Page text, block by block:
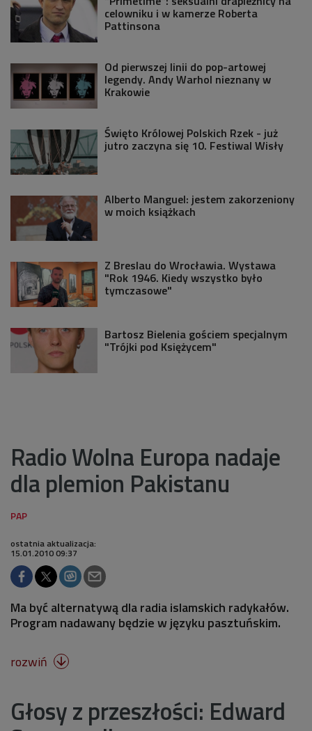
celowniku i w kamerze Roberta
Pattinsona
Od pierwszej linii do pop-artowej
legendy. Andy Warhol nieznany w
Krakowie
Święto Królowej Polskich Rzek - już
jutro zaczyna się 10. Festiwal Wisły
Alberto Manguel: jestem zakorzeniony
w moich książkach
Z Breslau do Wrocławia. Wystawa
"Rok 1946. Kiedy wszystko było
tymczasowe"
Bartosz Bielenia gościem specjalnym
"Trójki pod Księżycem"
Radio Wolna Europa nadaje
dla plemion Pakistanu
ostatnia aktualizacja:
15.01.2010 09:37
Ma być alternatywą dla radia islamskich radykałów.
Program nadawany będzie w języku pasztuńskim.
rozwiń 
Głosy z przeszłości: Edward